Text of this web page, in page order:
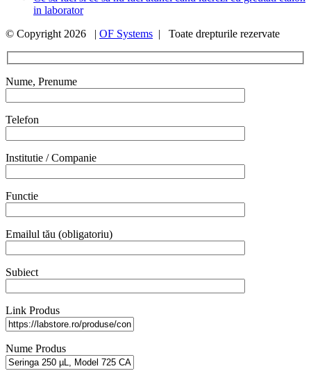
in laborator
© Copyright 2026 | OF Systems | Toate drepturile rezervate
Nume, Prenume
Telefon
Institutie / Companie
Functie
Emailul tău (obligatoriu)
Subiect
Link Produs
Nume Produs